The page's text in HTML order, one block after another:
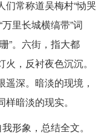
常称道吴梅村“恸哭
里长城横缟带”词
”。六街，指大都
，反衬夜色沉沉。
深。暗淡的现境，
暗淡的现实。
形象，总结全文。